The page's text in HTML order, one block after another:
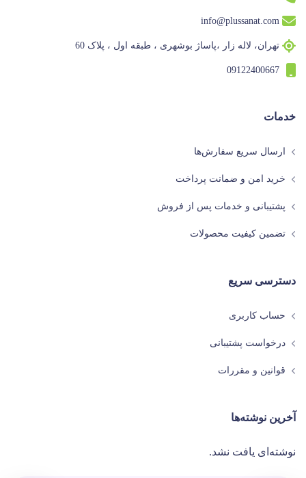
info@plussanat.com
تهران، لاله زار ،پاساژ بوشهری ، طبقه اول ، پلاک 60
09122400667
خدمات
ارسال سریع سفارش‌ها
خرید امن و ضمانت پرداخت
پشتیبانی و خدمات پس از فروش
تضمین کیفیت محصولات
دسترسی سریع
حساب کاربری
درخواست پشتیبانی
قوانین و مقررات
آخرین نوشته‌ها
نوشته‌ای یافت نشد.